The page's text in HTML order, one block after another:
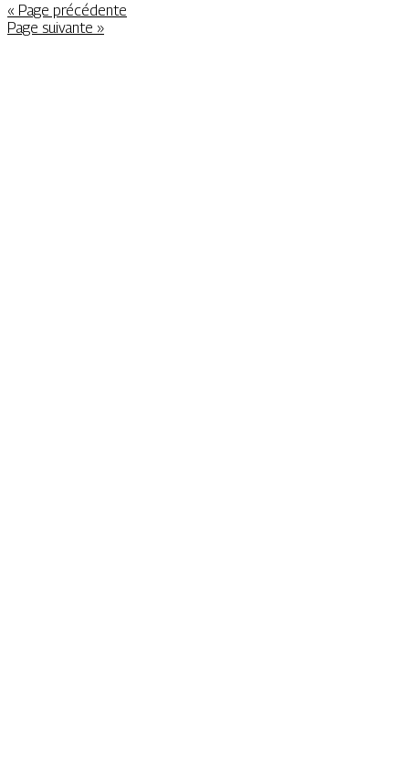
« Page précédente
Page suivante »